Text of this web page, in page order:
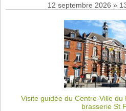
12 septembre 2026 »
Visite guidée du Centre-Ville
brasserie St